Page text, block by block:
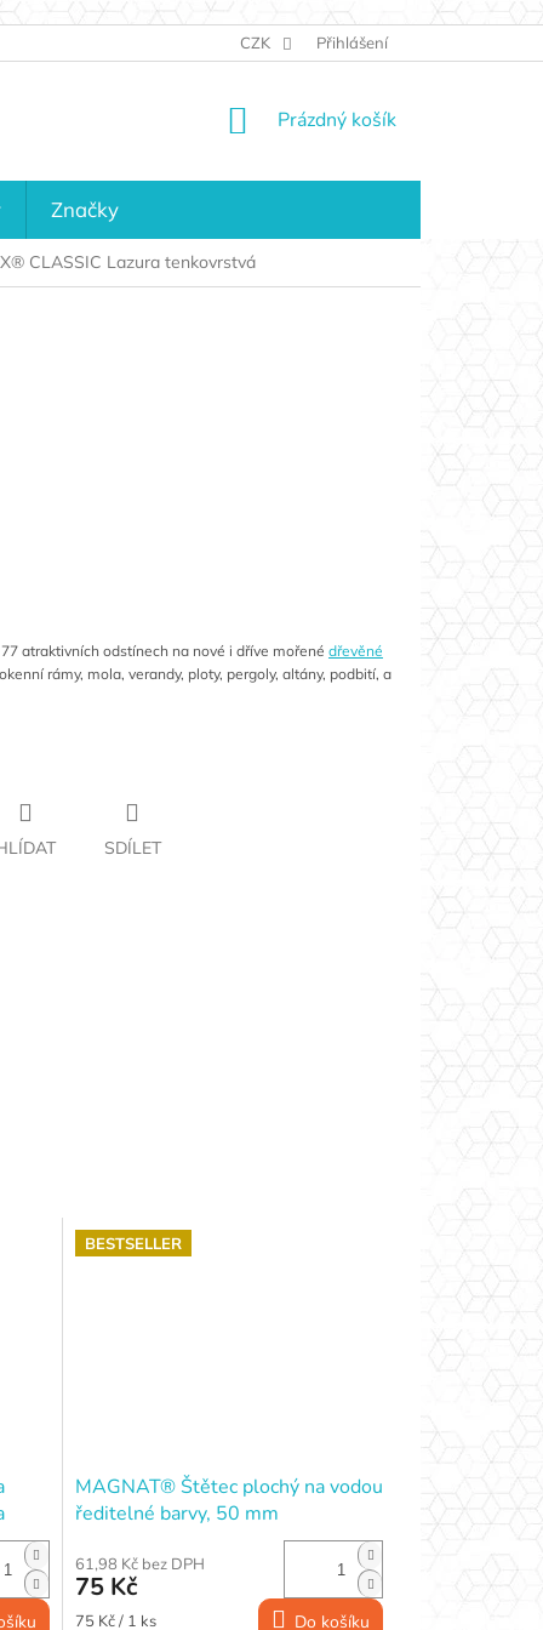
KONTAKTY KDO JSME?
CZK Přihlášení
NÁKUPNÍ
Prázdný košík
Značky
CLASSIC Lazura tenkovrstvá
atraktivních odstínech na nové i dříve mořené dřevěné
rámy, mola, verandy, ploty, pergoly, altány, podbití, a
SDÍLET
BESTSELLER
MAGNAT® Štětec plochý na vodou
ředitelné barvy, 50 mm
61,98 Kč bez DPH
75 Kč
Měrná
75 Kč / 1 ks Do košíku